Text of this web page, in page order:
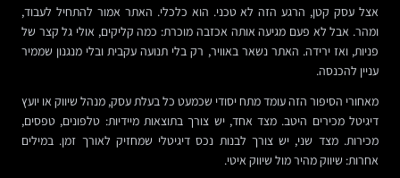
אצל עסק קטן, הרגע הזה לא טכני. הוא כלכלי. האתר אמור להתחיל לעבוד,
ומהר. אבל לא פעם מגיעה אותה אכזבה מוכרת: כמה קליקים, אולי גל קצר של
פניות, ואז ירידה. האתר נשאר באוויר, רק בלי תנועה עקבית ובלי מנגנון שממיר
עניין להכנסה.
מאחורי הסיפור הזה עומד מתח יסודי שכמעט כל בעלת עסק, מנהל שיווק או יועץ
דיגיטל מכירים היטב. מצד אחד, יש צורך בתוצאות מיידיות: טלפונים, טפסים,
מכירות. מצד שני, יש צורך לבנות נכס דיגיטלי שמחזיק לאורך זמן. במילים
אחרות: שיווק מהיר מול שיווק איטי.